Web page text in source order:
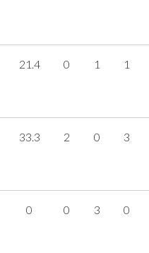
21.4 0 1 1
33.3 2 0 3
0 0 3 0